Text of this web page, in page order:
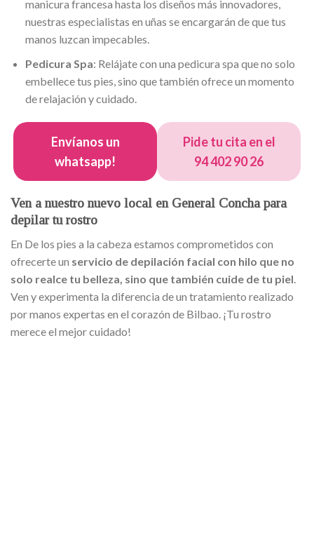
manicura francesa hasta los diseños más innovadores,
nuestras especialistas en uñas se encargarán de que tus
manos luzcan impecables.
Pedicura Spa: Relájate con una pedicura spa que no solo
embellece tus pies, sino que también ofrece un momento
de relajación y cuidado.
Envíanos un
whatsapp!
Pide tu cita en el
94 402 90 26
Ven a nuestro nuevo local en General Concha para
depilar tu rostro
En De los pies a la cabeza estamos comprometidos con
ofrecerte un servicio de depilación facial con hilo que no
solo realce tu belleza, sino que también cuide de tu piel.
Ven y experimenta la diferencia de un tratamiento realizado
por manos expertas en el corazón de Bilbao. ¡Tu rostro
merece el mejor cuidado!